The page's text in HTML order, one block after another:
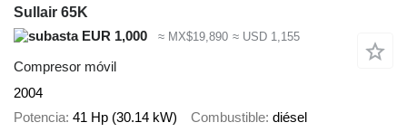
Sullair 65K
EUR 1,000
≈ MX$19,890 ≈ USD 1,155
Compresor móvil
2004
Potencia 41 Hp (30.14 kW) Combustible diésel